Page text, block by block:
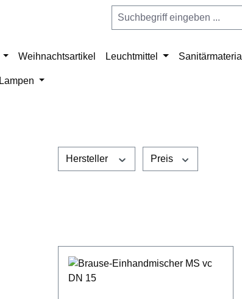
Weihnachtsartikel Leuchtmittel Sanitärmaterial
Lampen
Hersteller Preis